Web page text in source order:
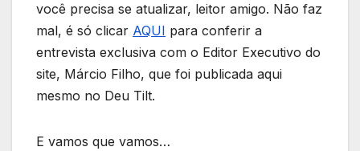
você precisa se atualizar, leitor amigo. Não faz
mal, é só clicar AQUI para conferir a
entrevista exclusiva com o Editor Executivo do
site, Márcio Filho, que foi publicada aqui
mesmo no Deu Tilt.
E vamos que vamos…